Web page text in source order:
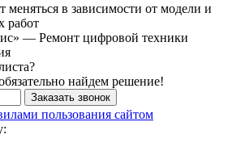
в зависимости от модели и
работ
— Ремонт цифровой техники
найдем решение!
Заказать звонок
пользования сайтом